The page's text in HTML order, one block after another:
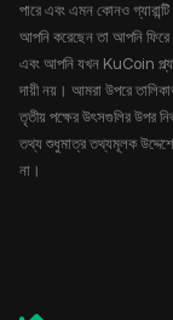
পারে এবং এমন কোনও
আপনি করেছেন তা আপনি ফিরে
এবং আপনি যখন KuCoin
দায়ী নয়। আমরা উপরে
তৃতীয় পক্ষের উৎসগুলির উপর
তথ্য শুধুমাত্র তথ্যমূলক
না।